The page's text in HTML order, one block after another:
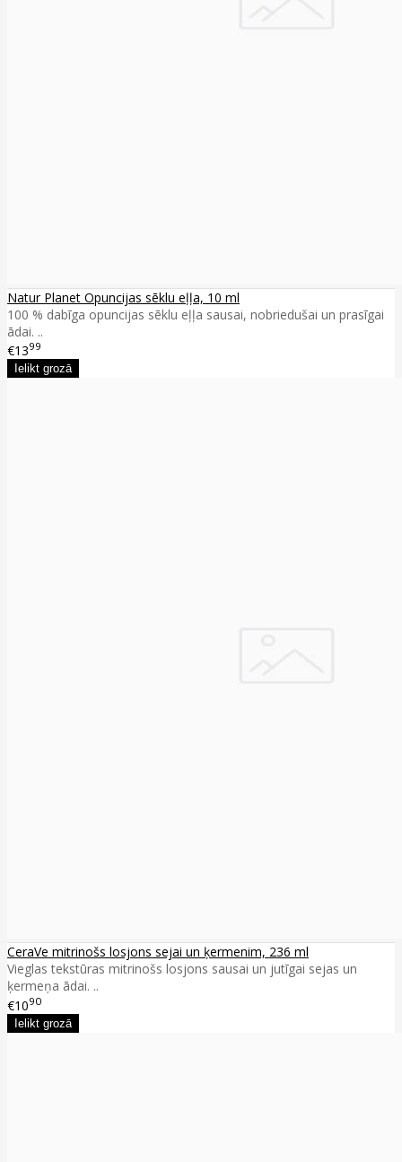
Natur Planet Opuncijas sēklu eļļa, 10 ml
100 % dabīga opuncijas sēklu eļļa sausai, nobriedušai un prasīgai
ādai. ..
€1399
CeraVe mitrinošs losjons sejai un ķermenim, 236 ml
Vieglas tekstūras mitrinošs losjons sausai un jutīgai sejas un
ķermeņa ādai. ..
€1090